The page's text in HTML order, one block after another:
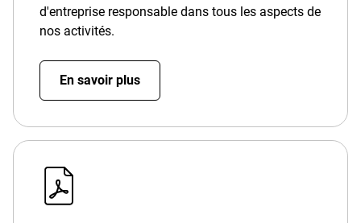
d'entreprise responsable dans tous les aspects de
nos activités.
En savoir plus